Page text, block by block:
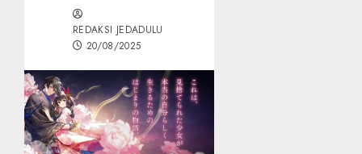
REDAKSI JEDADULU
20/08/2025